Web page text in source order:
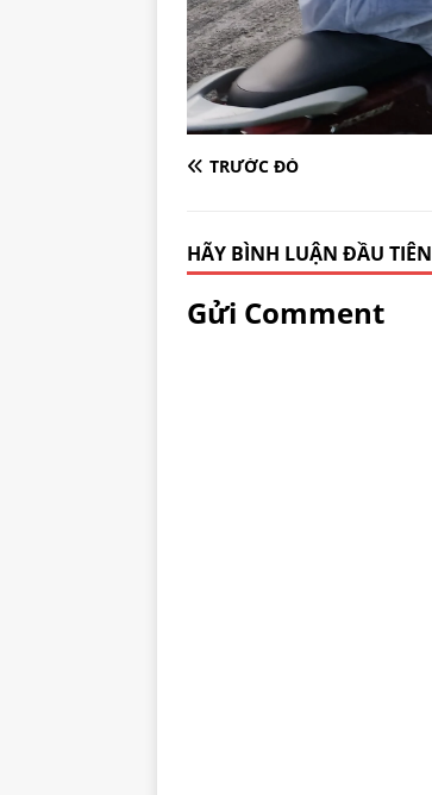
TRƯỚC ĐÓ
HÃY BÌNH LUẬN ĐẦU TIÊN
Gửi Comment